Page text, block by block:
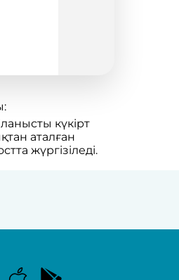
күкірт
аталған
жүргізіледі.